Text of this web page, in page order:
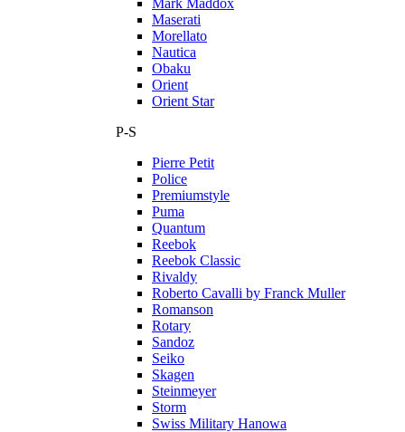
Mark Maddox
Maserati
Morellato
Nautica
Obaku
Orient
Orient Star
P-S
Pierre Petit
Police
Premiumstyle
Puma
Quantum
Reebok
Reebok Classic
Rivaldy
Roberto Cavalli by Franck Muller
Romanson
Rotary
Sandoz
Seiko
Skagen
Steinmeyer
Storm
Swiss Military Hanowa